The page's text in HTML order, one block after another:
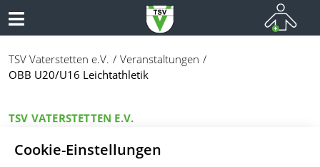
Cookie-Einstellungen
TSV Vaterstetten e.V.
Veranstaltungen
OBB U20/U16 Leichtathletik
TSV VATERSTETTEN E.V.